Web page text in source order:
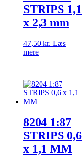
STRIPS 1,1
x 2,3 mm
47,50 kr. Læs
mere
8204 1:87
STRIPS 0,6
x 1,1 MM